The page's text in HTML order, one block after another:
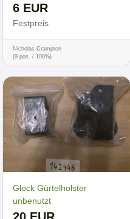
6 EUR
Festpreis
Nicholas Crampton
(9 pos. / 100%)
Glock Gürtelholster
unbenutzt